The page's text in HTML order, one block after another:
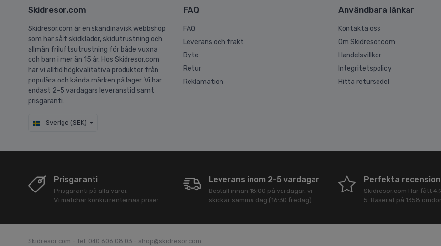
Skidresor.com
Skidresor.com är en skandinavisk webbshop
som har sålt skidkläder, skidutrustning och
allmän friluftsutrustning för både vuxna
och barn i mer än 15 år. Hos Skidresor.com
har vi alltid högkvalitativa produkter från
populära och kända märken på lager. Vi har
endast 2-5 vardagars leveranstid samt
prisgaranti.
Sverige (SEK)
FAQ
FAQ
Leverans och frakt
Byte
Retur
Reklamation
Användbara länkar
Kontakta oss
Om Skidresor.com
Handelsvillkor
Integritetspolicy
Hitta retursedel
Prisgaranti
Prisgaranti på alla varor.
Vi matchar konkurrenternas priser.
Leverans inom 2-5 vardagar
Beställ innan 18:00 på vardagar, vi
skickar samma dag (16:30 fredag).
Perfekta
Skidresor.com Har fått
5. Baserat på 1358
Skidresor.com - Tel. 040 606 08 03 - shop@skidresor.com